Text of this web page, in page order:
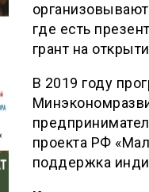
где есть
грант на
В 2019 году
проекта РФ
поддержка